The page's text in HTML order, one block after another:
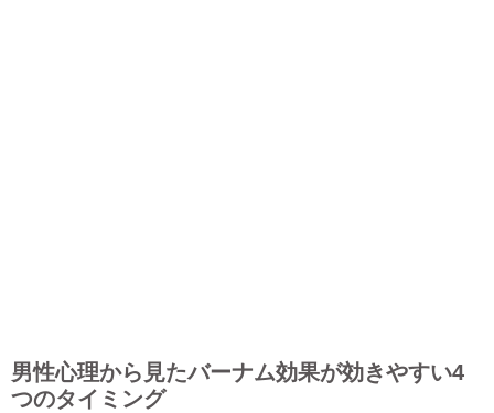
男性心理から見たバーナム効果が効きやすい4
つのタイミング